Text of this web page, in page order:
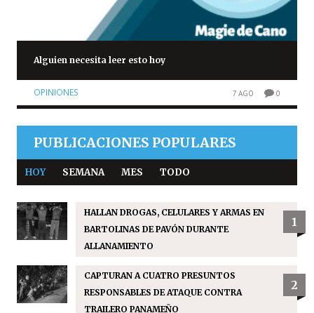
Alguien necesita leer esto hoy
OPINIONES 7 AGO 0
PUBLICACIONES POPULARES
HOY SEMANA MES TODO
HALLAN DROGAS, CELULARES Y ARMAS EN
BARTOLINAS DE PAVÓN DURANTE
ALLANAMIENTO
1
CAPTURAN A CUATRO PRESUNTOS
RESPONSABLES DE ATAQUE CONTRA
TRAILERO PANAMEÑO
2